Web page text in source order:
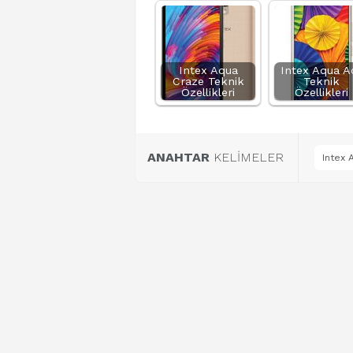
Intex Aqua
Craze Teknik
Özellikleri
Intex Aqua
Teknik
Özellikleri
ANAHTAR KELİMELER Intex